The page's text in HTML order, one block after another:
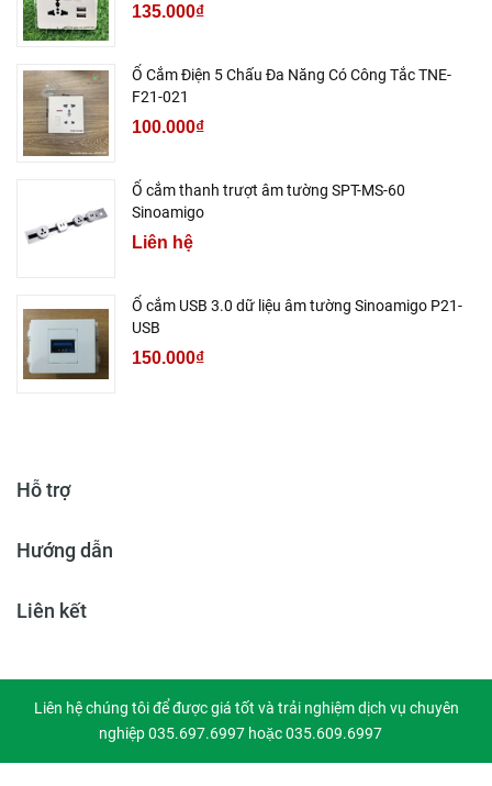
135.000₫
Ổ Cắm Điện 5 Chấu Đa Năng Có Công Tắc TNE-
F21-021
100.000₫
Ổ cắm thanh trượt âm tường SPT-MS-60
Sinoamigo
Liên hệ
Ổ cắm USB 3.0 dữ liệu âm tường Sinoamigo P21-
USB
150.000₫
Hỗ trợ
Hướng dẫn
Liên kết
Liên hệ chúng tôi để được giá tốt và trải nghiệm dịch vụ chuyên
nghiệp 035.697.6997 hoặc 035.609.6997